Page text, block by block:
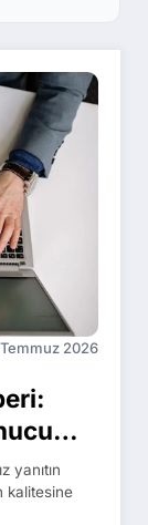
2026
yanıtın
kalitesine